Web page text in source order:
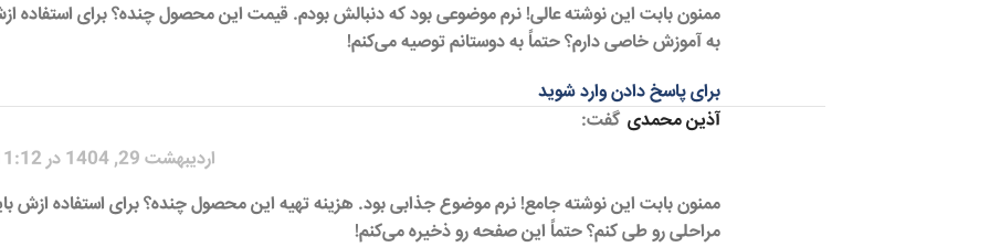
ممنون بابت این نوشته عالی! نرم موضوعی بود که دنبالش بودم. قیمت این محصول چنده؟ برای استفاده
به آموزش خاصی دارم؟ حتماً به دوستانم توصیه می‌کنم!
برای پاسخ دادن وارد شوید
آذین محمدی گفت:
اردیبهشت 29, 1404 در 11:12 ب.ظ
ممنون بابت این نوشته جامع! نرم موضوع جذابی بود. هزینه تهیه این محصول چنده؟ برای استفاده ازش
مراحلی رو طی کنم؟ حتماً این صفحه رو ذخیره می‌کنم!